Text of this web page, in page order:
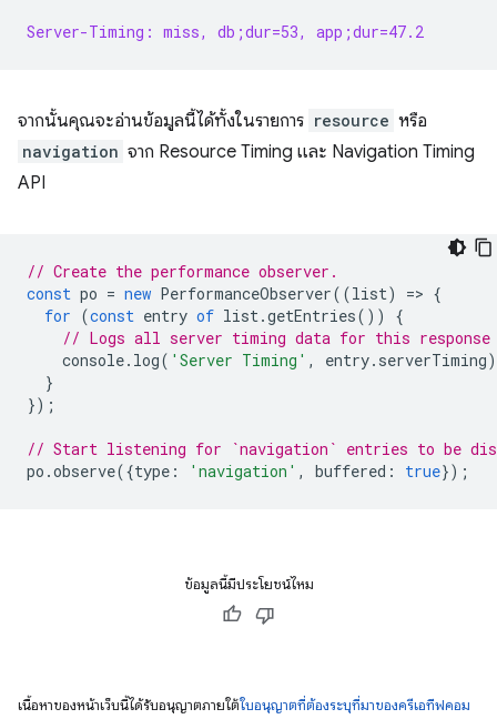
Server-Timing: miss, db;dur=53, app;dur=47.2
จากนั้นคุณจะอ่านข้อมูลนี้ได้ทั้งในรายการ resource หรือ
navigation จาก Resource Timing และ Navigation Timing
API
// Create the performance observer.
const po = new PerformanceObserver((list) => {
for (const entry of list.getEntries())
{
// Logs all server timing data for this response
console. log( 'Server Timing' , entry. serverTiming
}
});
// Start listening for `navigation` entries to be
po .observe({type : 'navigation' , buffered : true});
ข้อมูลนี้มีประโยชน์ไหม
เนื้อหาของหน้าเว็บนี้ได้รับอนุญาตภายใต้ใบอนุญาตที่ต้องระบุที่มาของครีเอทีฟคอม